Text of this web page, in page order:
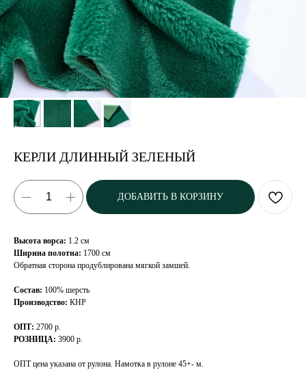
КЕРЛИ ДЛИННЫЙ ЗЕЛЕНЫЙ
ДОБАВИТЬ В КОРЗИНУ
Высота ворса: 1.2 см
Ширина полотна: 1700 см
Обратная сторона продублирована мягкой замшей.
Состав: 100% шерсть
Производство: КНР
ОПТ: 2700 р.
РОЗНИЦА: 3900 р.
ОПТ цена указана от рулона. Намотка в рулоне 45+- м.